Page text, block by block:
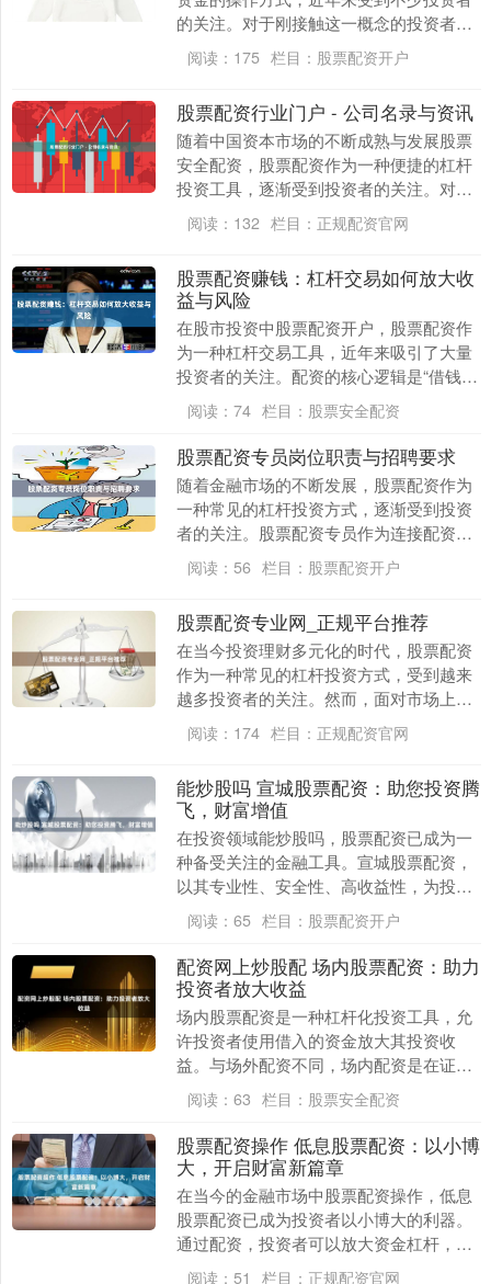
的关注。对于刚接触这一概念的投资者而
言，理解其核心机制——杠杆原理，以及
认清其中潜藏的风....
阅读： 175 栏目： 股票配资开户
股票配资行业门户 - 公司名录与资讯
随着中国资本市场的不断成熟与发展股票
安全配资，股票配资作为一种便捷的杠杆
投资工具，逐渐受到投资者的关注。对于
想要了解股票配资行业动态、寻找正规配
资公司的投资者而....
阅读： 132 栏目： 正规配资官网
股票配资赚钱：杠杆交易如何放大收
益与风险
在股市投资中股票配资开户，股票配资作
为一种杠杆交易工具，近年来吸引了大量
投资者的关注。配资的核心逻辑是“借钱炒
股”，即投资者通过向配资公司缴纳一定比
例的保证金，....
阅读： 74 栏目： 股票安全配资
股票配资专员岗位职责与招聘要求
随着金融市场的不断发展，股票配资作为
一种常见的杠杆投资方式，逐渐受到投资
者的关注。股票配资专员作为连接配资公
司与投资者之间的重要桥梁股票配资开
户，其职责与能力要....
阅读： 56 栏目： 股票配资开户
股票配资专业网_正规平台推荐
在当今投资理财多元化的时代，股票配资
作为一种常见的杠杆投资方式，受到越来
越多投资者的关注。然而，面对市场上众
多的配资平台，如何选择一家正规、安全
的股票配资专业网....
阅读： 174 栏目： 正规配资官网
能炒股吗 宣城股票配资：助您投资腾
飞，财富增值
在投资领域能炒股吗，股票配资已成为一
种备受关注的金融工具。宣城股票配资，
以其专业性、安全性、高收益性，为投资
者提供了绝佳的投资机会。 股票配资合作
的核心是合作共....
阅读： 65 栏目： 股票配资开户
配资网上炒股配 场内股票配资：助力
投资者放大收益
场内股票配资是一种杠杆化投资工具，允
许投资者使用借入的资金放大其投资收
益。与场外配资不同，场内配资是在证券
交易所进行的，受监管机构严格监管。 配
资杠杆通常在1:....
阅读： 63 栏目： 股票安全配资
股票配资操作 低息股票配资：以小博
大，开启财富新篇章
在当今的金融市场中股票配资操作，低息
股票配资已成为投资者以小博大的利器。
通过配资，投资者可以放大资金杠杆，以
较小的本金撬动更大的投资额，从而获得
阅读： 51 栏目： 正规配资官网